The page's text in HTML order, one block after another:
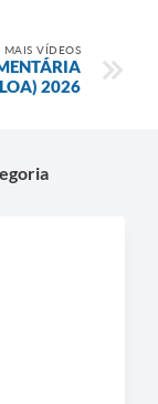
MAIS VÍDEOS
2026